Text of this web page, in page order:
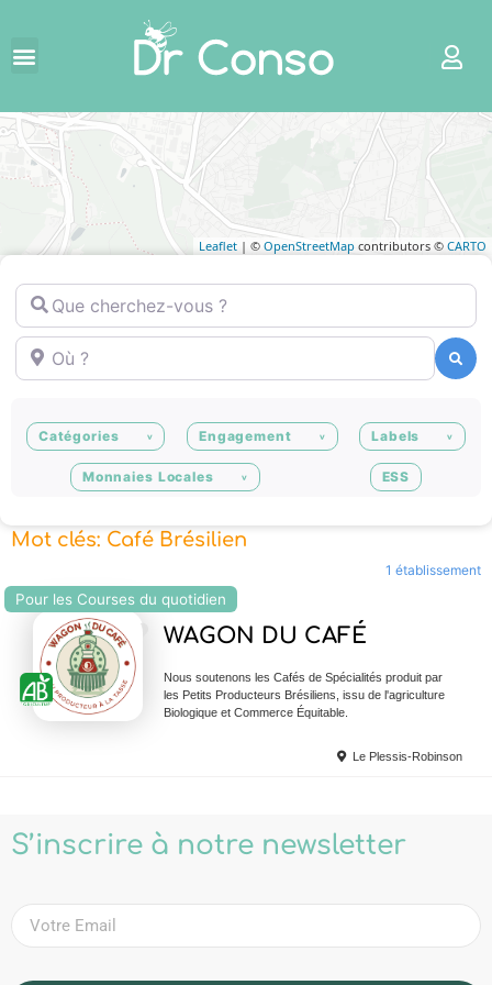
Leaflet | © OpenStreetMap contributors © CARTO
Que cherchez-vous ?
Où ?
Catégories Engagement Labels
Monnaies Locales ESS
Mot clés: Café Brésilien
1 établissement
Pour les Courses du quotidien
WAGON DU CAFÉ
Nous soutenons les Cafés de Spécialités produit par
les Petits Producteurs Brésiliens, issu de l'agriculture
Biologique et Commerce Équitable.
Le Plessis-Robinson
S’inscrire à notre newsletter